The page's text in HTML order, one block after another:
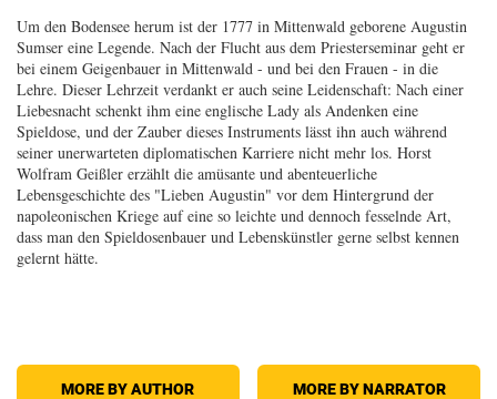
Um den Bodensee herum ist der 1777 in Mittenwald geborene Augustin
Sumser eine Legende. Nach der Flucht aus dem Priesterseminar geht er
bei einem Geigenbauer in Mittenwald - und bei den Frauen - in die
Lehre. Dieser Lehrzeit verdankt er auch seine Leidenschaft: Nach einer
Liebesnacht schenkt ihm eine englische Lady als Andenken eine
Spieldose, und der Zauber dieses Instruments lässt ihn auch während
seiner unerwarteten diplomatischen Karriere nicht mehr los. Horst
Wolfram Geißler erzählt die amüsante und abenteuerliche
Lebensgeschichte des "Lieben Augustin" vor dem Hintergrund der
napoleonischen Kriege auf eine so leichte und dennoch fesselnde Art,
dass man den Spieldosenbauer und Lebenskünstler gerne selbst kennen
gelernt hätte.
MORE BY AUTHOR MORE BY NARRATOR